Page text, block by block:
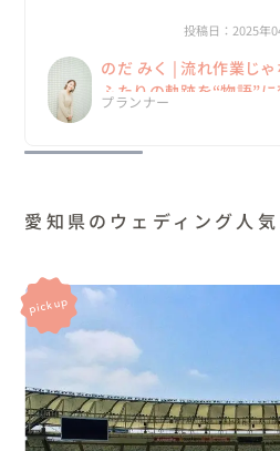
っとした気持ちから入ったけど、みく
ちを聞いてこの人の元で絶対にあげた
て強...
投稿日：2025年
のだ みく | 流れ作業じゃ
ふたりの軌跡を“物語”に
る一日を
プランナー
愛知県のウェディング人